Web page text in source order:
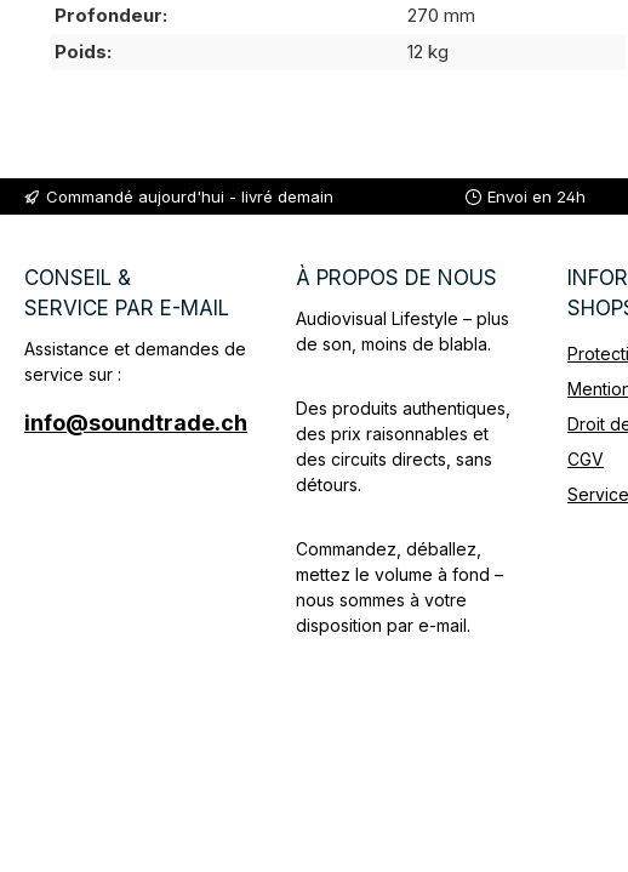
Profondeur:
270 mm
Poids:
12 kg
Commandé aujourd'hui - livré demain Envoi en 24h
CONSEIL &
SERVICE PAR E-MAIL
Assistance et demandes de
service sur :
info@soundtrade.ch
À PROPOS DE NOUS
Audiovisual Lifestyle – plus
de son, moins de blabla.
Des produits authentiques,
des prix raisonnables et
des circuits directs, sans
détours.
Commandez, déballez,
mettez le volume à fond –
nous sommes à votre
disposition par e-mail.
Droit
CGV